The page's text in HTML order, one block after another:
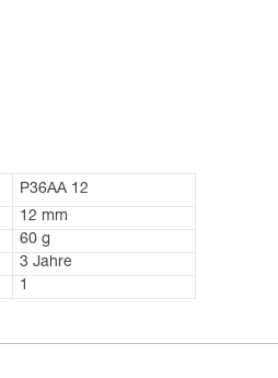
P36AA 12
12 mm
60 g
3 Jahre
1